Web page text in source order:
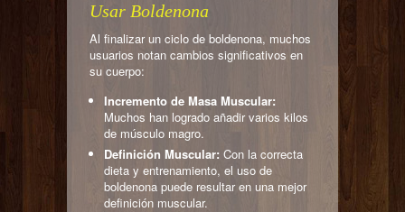
Usar Boldenona
Al finalizar un ciclo de boldenona, muchos
usuarios notan cambios significativos en
su cuerpo:
Incremento de Masa Muscular:
Muchos han logrado añadir varios kilos
de músculo magro.
Definición Muscular: Con la correcta
dieta y entrenamiento, el uso de
boldenona puede resultar en una mejor
definición muscular.